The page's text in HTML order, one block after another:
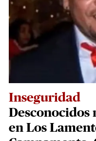
Inseguridad
Desconocidos
en Los